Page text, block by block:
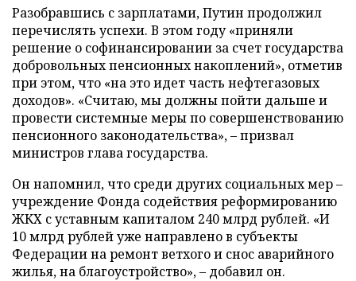
Разобравшись с зарплатами, Путин продолжил
перечислять успехи. В этом году «приняли
решение о софинансировании за счет государства
добровольных пенсионных накоплений», отметив
при этом, что «на это идет часть нефтегазовых
доходов». «Считаю, мы должны пойти дальше и
провести системные меры по совершенствованию
пенсионного законодательства», – призвал
министров глава государства.
Он напомнил, что среди других социальных мер –
учреждение Фонда содействия реформированию
ЖКХ с уставным капиталом 240 млрд рублей. «И
10 млрд рублей уже направлено в субъекты
Федерации на ремонт ветхого и снос аварийного
жилья, на благоустройство», – добавил он.